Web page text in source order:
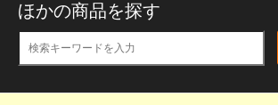
ほかの商品を探す